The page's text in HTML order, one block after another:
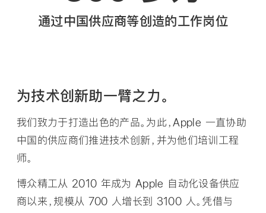
通过中国供应商等创造的工作岗位
为技术创新助一臂之力。
我们致力于打造出色的产品。为此，Apple 一直协助
中国的供应商们推进技术创新，并为他们培训工程
师。
博众精工从 2010 年成为 Apple 自动化设备供应
商以来，规模从 700 人增长到 3100 人。凭借与